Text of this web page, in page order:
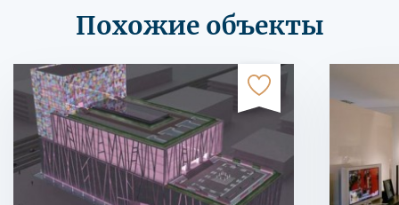
Похожие объекты